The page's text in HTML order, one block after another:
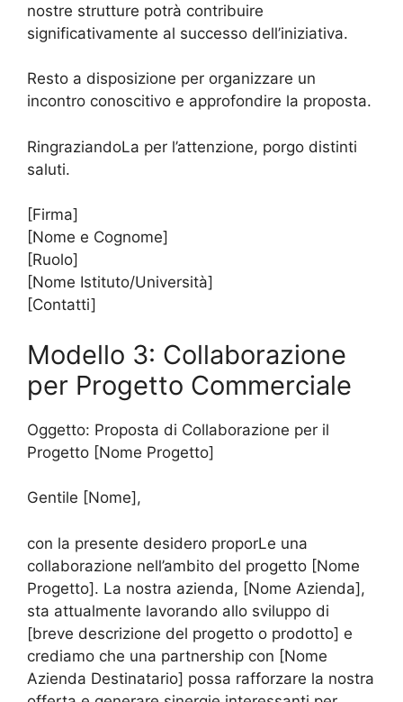
nostre strutture potrà contribuire
significativamente al successo dell’iniziativa.
Resto a disposizione per organizzare un
incontro conoscitivo e approfondire la proposta.
RingraziandoLa per l’attenzione, porgo distinti
saluti.
[Firma]
[Nome e Cognome]
[Ruolo]
[Nome Istituto/Università]
[Contatti]
Modello 3: Collaborazione
per Progetto Commerciale
Oggetto: Proposta di Collaborazione per il
Progetto [Nome Progetto]
Gentile [Nome],
con la presente desidero proporLe una
collaborazione nell’ambito del progetto [Nome
Progetto]. La nostra azienda, [Nome Azienda],
sta attualmente lavorando allo sviluppo di
[breve descrizione del progetto o prodotto] e
crediamo che una partnership con [Nome
Azienda Destinatario] possa rafforzare la nostra